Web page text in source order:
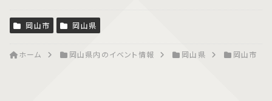
岡山市 岡山県
ホーム 岡山県内のイベント情報 岡山県 岡山市